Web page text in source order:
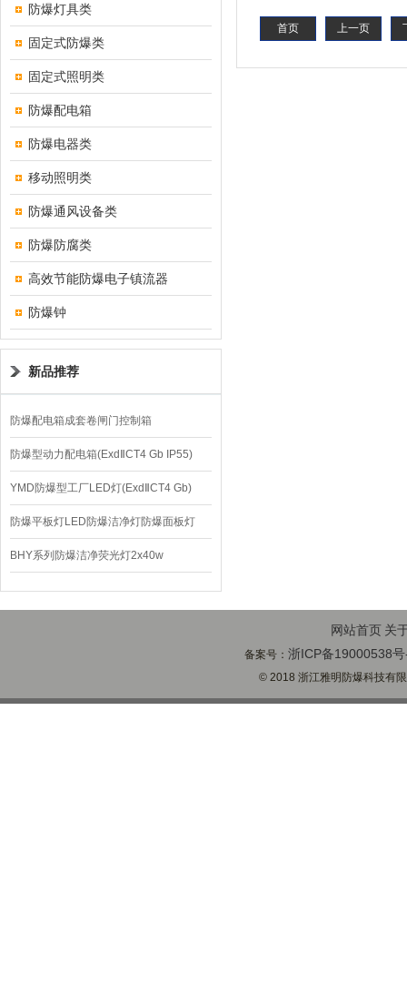
防爆灯具类
固定式防爆类
固定式照明类
防爆配电箱
防爆电器类
移动照明类
防爆通风设备类
防爆防腐类
高效节能防爆电子镇流器
防爆钟
新品推荐
防爆配电箱成套卷闸门控制箱
防爆型动力配电箱(ExdⅡCT4 Gb IP55)
YMD防爆型工厂LED灯(ExdⅡCT4 Gb)
220V/150W
防爆平板灯LED防爆洁净灯防爆面板灯
BHY系列防爆洁净荧光灯2x40w
首页 上一页
网站首页 关
备案号：浙ICP备19000538
© 2018 浙江雅明防爆科技有